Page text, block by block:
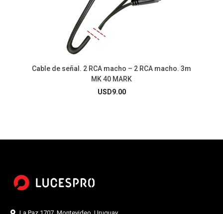
Cable de señal. 2 RCA macho – 2 RCA macho. 3m
MK 40 MARK
USD9.00